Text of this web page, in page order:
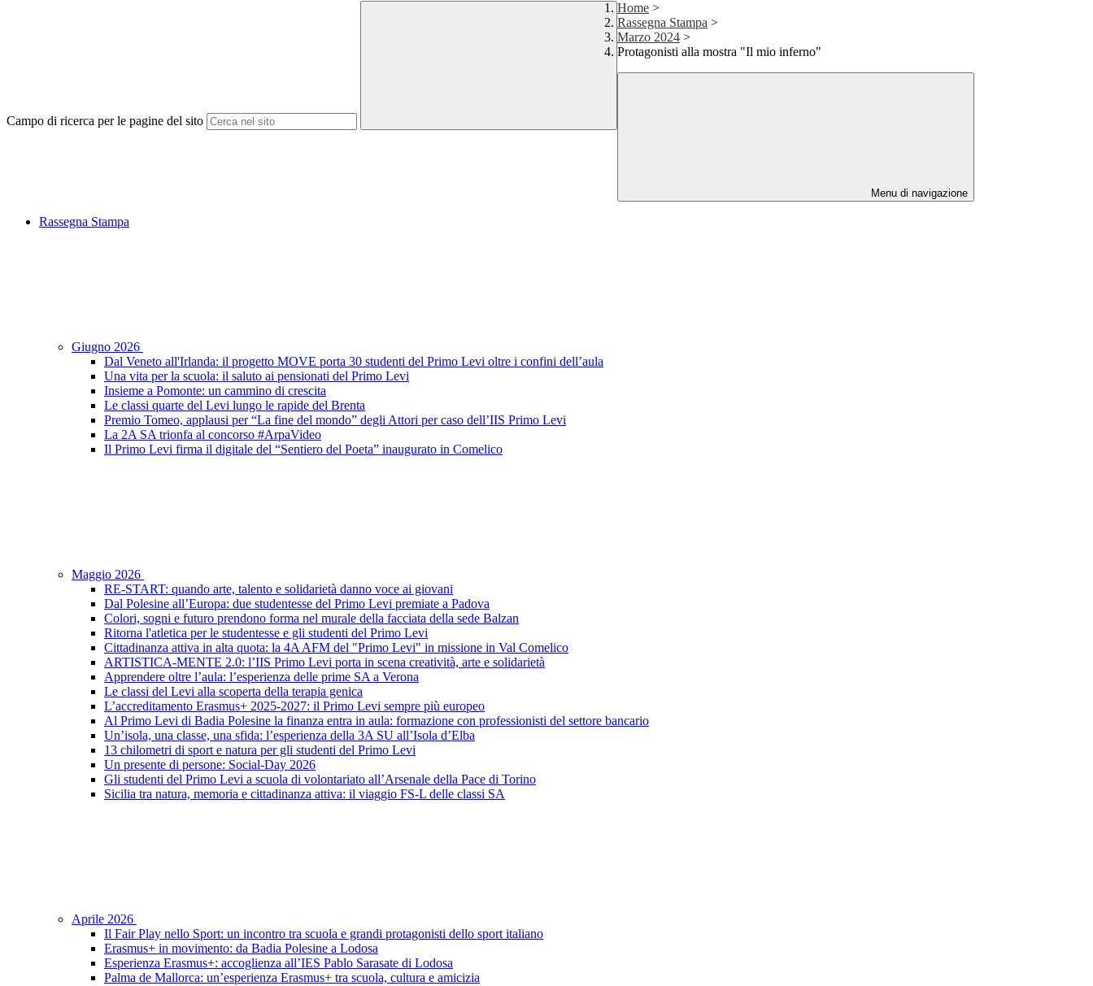
Campo di ricerca per le pagine del sito
Home >
Rassegna Stampa >
Marzo 2024 >
Protagonisti alla mostra "Il mio inferno"
Menu di navigazione
Rassegna Stampa
Giugno 2026
Dal Veneto all'Irlanda: il progetto MOVE porta 30 studenti del Primo Levi oltre i confini dell’aula
Una vita per la scuola: il saluto ai pensionati del Primo Levi
Insieme a Pomonte: un cammino di crescita
Le classi quarte del Levi lungo le rapide del Brenta
Premio Tomeo, applausi per “La fine del mondo” degli Attori per caso dell’IIS Primo Levi
La 2A SA trionfa al concorso #ArpaVideo
Il Primo Levi firma il digitale del “Sentiero del Poeta” inaugurato in Comelico
Maggio 2026
RE-START: quando arte, talento e solidarietà danno voce ai giovani
Dal Polesine all’Europa: due studentesse del Primo Levi premiate a Padova
Colori, sogni e futuro prendono forma nel murale della facciata della sede Balzan
Ritorna l'atletica per le studentesse e gli studenti del Primo Levi
Cittadinanza attiva in alta quota: la 4A AFM del "Primo Levi" in missione in Val Comelico
ARTISTICA-MENTE 2.0: l’IIS Primo Levi porta in scena creatività, arte e solidarietà
Apprendere oltre l’aula: l’esperienza delle prime SA a Verona
Le classi del Levi alla scoperta della terapia genica
L’accreditamento Erasmus+ 2025-2027: il Primo Levi sempre più europeo
Al Primo Levi di Badia Polesine la finanza entra in aula: formazione con professionisti del settore bancario
Un’isola, una classe, una sfida: l’esperienza della 3A SU all’Isola d’Elba
13 chilometri di sport e natura per gli studenti del Primo Levi
Un presente di persone: Social-Day 2026
Gli studenti del Primo Levi a scuola di volontariato all’Arsenale della Pace di Torino
Sicilia tra natura, memoria e cittadinanza attiva: il viaggio FS-L delle classi SA
Aprile 2026
Il Fair Play nello Sport: un incontro tra scuola e grandi protagonisti dello sport italiano
Erasmus+ in movimento: da Badia Polesine a Lodosa
Esperienza Erasmus+: accoglienza all’IES Pablo Sarasate di Lodosa
Palma de Mallorca: un’esperienza Erasmus+ tra scuola, cultura e amicizia